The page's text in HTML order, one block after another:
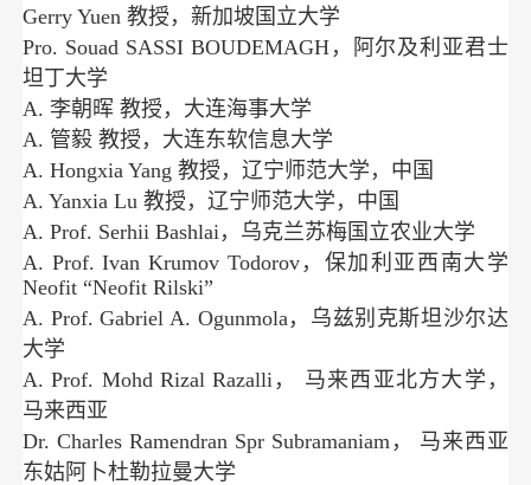
Gerry Yuen 教授，新加坡国立大学
Pro. Souad SASSI BOUDEMAGH，阿尔及利亚君士
坦丁大学
A. 李朝晖 教授，大连海事大学
A. 管毅 教授，大连东软信息大学
A. Hongxia Yang 教授，辽宁师范大学，中国
A. Yanxia Lu 教授，辽宁师范大学，中国
A. Prof. Serhii Bashlai，乌克兰苏梅国立农业大学
A. Prof. Ivan Krumov Todorov，保加利亚西南大学
Neofit “Neofit Rilski”
A. Prof. Gabriel A. Ogunmola，乌兹别克斯坦沙尔达
大学
A. Prof. Mohd Rizal Razalli， 马来西亚北方大学，
马来西亚
Dr. Charles Ramendran Spr Subramaniam， 马来西亚
东姑阿卜杜勒拉曼大学